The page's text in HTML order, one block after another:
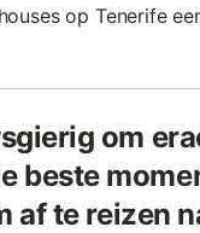
op Tenerife
om
beste
af te reizen